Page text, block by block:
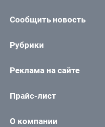
Сообщить новость
Рубрики
Реклама на сайте
Прайс-лист
О компании